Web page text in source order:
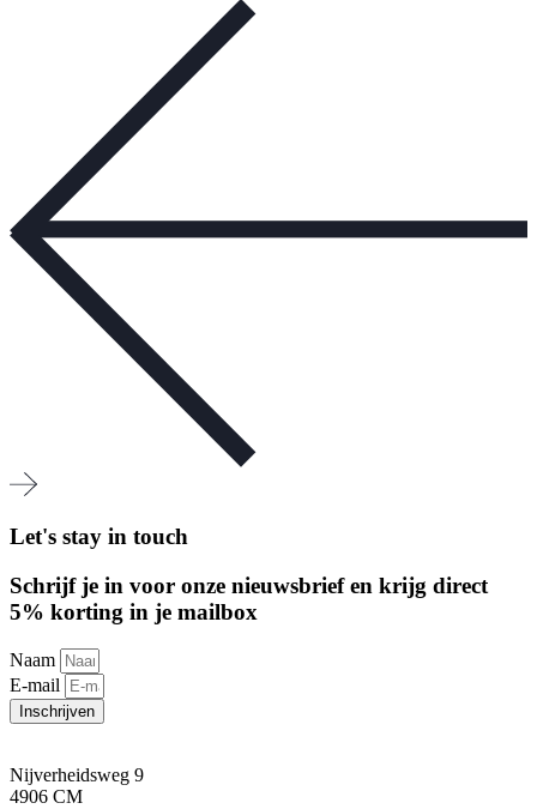
Let's stay in touch
Schrijf je in voor onze nieuwsbrief en krijg direct
5% korting in je mailbox
Naam
E-mail
Inschrijven
Nijverheidsweg 9
4906 CM